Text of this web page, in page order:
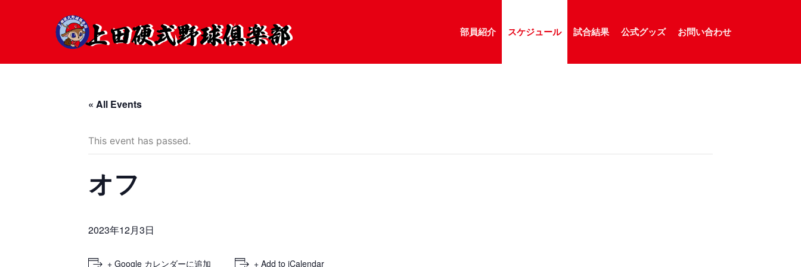
部員紹介 スケジュール 試合結果 公式グッズ お問い合わせ
« All Events
This event has passed.
オフ
2023年12月3日
+ Google カレンダーに追加 + Add to iCalendar